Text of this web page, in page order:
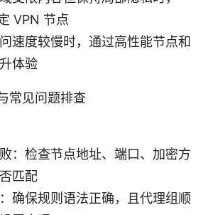
VPN 节点
速度较慢时，通过高性能节点和
体验
常见问题排查
：检查节点地址、端口、加密方
匹配
确保规则语法正确，且代理组顺